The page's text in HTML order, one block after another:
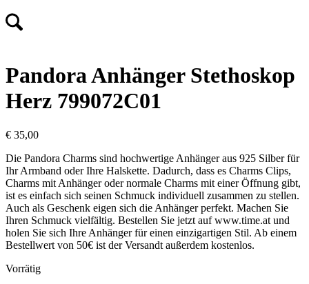
Pandora Anhänger Stethoskop
Herz 799072C01
€ 35,00
Die Pandora Charms sind hochwertige Anhänger aus 925 Silber für
Ihr Armband oder Ihre Halskette. Dadurch, dass es Charms Clips,
Charms mit Anhänger oder normale Charms mit einer Öffnung gibt,
ist es einfach sich seinen Schmuck individuell zusammen zu stellen.
Auch als Geschenk eigen sich die Anhänger perfekt. Machen Sie
Ihren Schmuck vielfältig. Bestellen Sie jetzt auf www.time.at und
holen Sie sich Ihre Anhänger für einen einzigartigen Stil. Ab einem
Bestellwert von 50€ ist der Versandt außerdem kostenlos.
Vorrätig